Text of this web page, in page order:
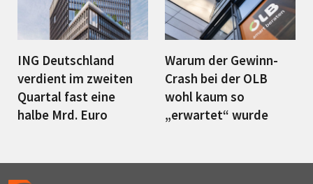
ING Deutschland
verdient im zweiten
Quartal fast eine
halbe Mrd. Euro
Warum der Gewinn-
Crash bei der OLB
wohl kaum so
„erwartet“ wurde